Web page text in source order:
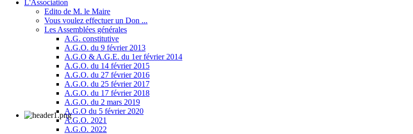
L'Association
Edito de M. le Maire
Vous voulez effectuer un Don ...
Les Assemblées générales
A.G. constitutive
A.G.O. du 9 février 2013
A.G.O & A.G.E. du 1er février 2014
A.G.O. du 14 février 2015
A.G.O. du 27 février 2016
A.G.O. du 25 février 2017
A.G.O. du 17 février 2018
A.G.O. du 2 mars 2019
A.G.O du 5 février 2020
A.G.O. 2021
A.G.O. 2022